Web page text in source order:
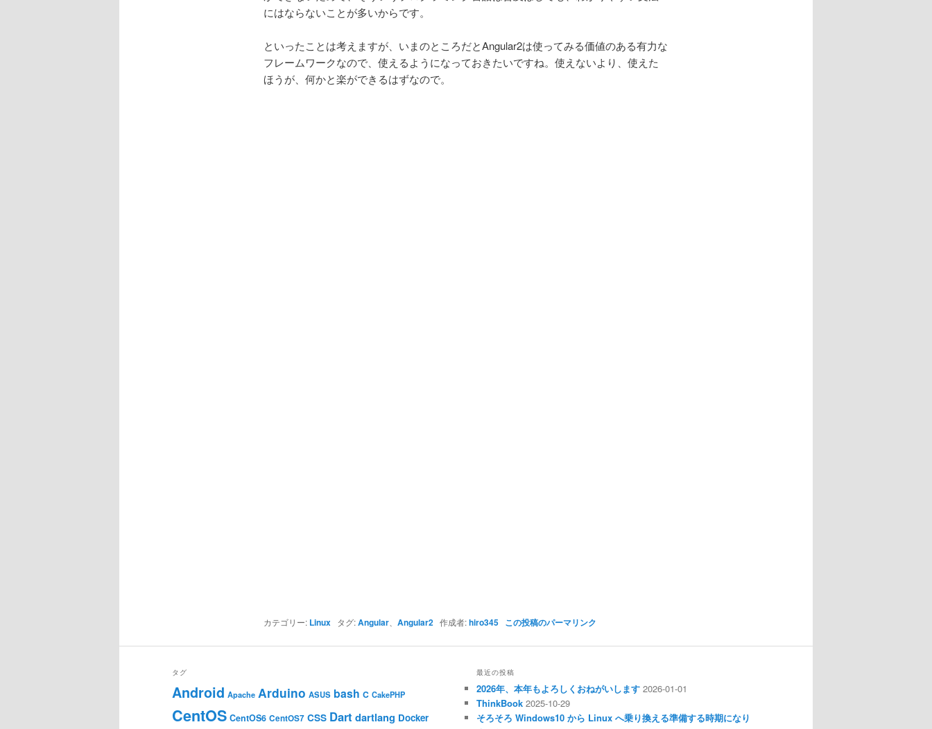
にはならないことが多いからです。
といったことは考えますが、いまのところだとAngular2は使ってみる価値のある有力な
フレームワークなので、使えるようになっておきたいですね。使えないより、使えた
ほうが、何かと楽ができるはずなので。
カテゴリー: Linuxタグ:Angular、 Angular2作成者:hiro345 この投稿のパーマリンク
タグ
Android Apache Arduino ASUS bash C CakePHP
CentOS CentOS6 CentOS7 CSS Dart dartlang Docker
最近の投稿
2026年、本年もよろしくおねがいします 2026-01-01
ThinkBook 2025-10-29
そろそろ Windows10 から Linux へ乗り換える準備する時期になり